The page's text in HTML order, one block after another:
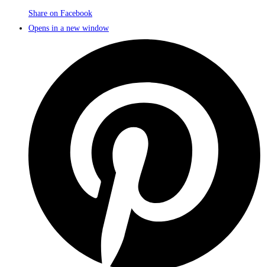
Share on Facebook
Opens in a new window